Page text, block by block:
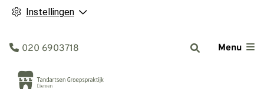
Instellingen
Menu
Tel:
020 6903718